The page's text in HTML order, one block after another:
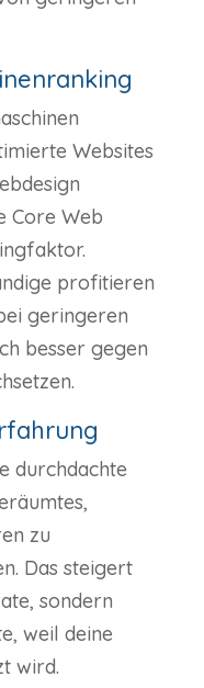
Websites
Core Web
profitieren
geringeren
besser gegen
durchdachte
zu
Das steigert
sondern
weil deine
wird.